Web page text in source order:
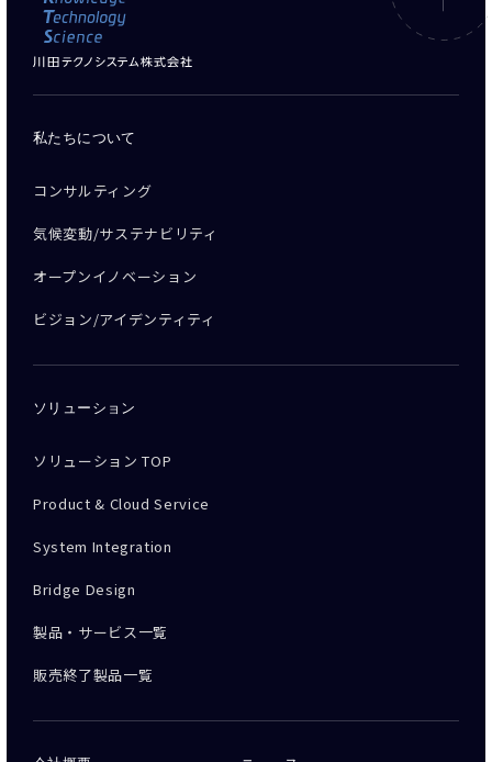
私たちについて
コンサルティング
気候変動/サステナビリティ
オープンイノベーション
ビジョン/アイデンティティ
ソリューション
ソリューション TOP
Product & Cloud Service
System Integration
Bridge Design
製品・サービス一覧
販売終了製品一覧